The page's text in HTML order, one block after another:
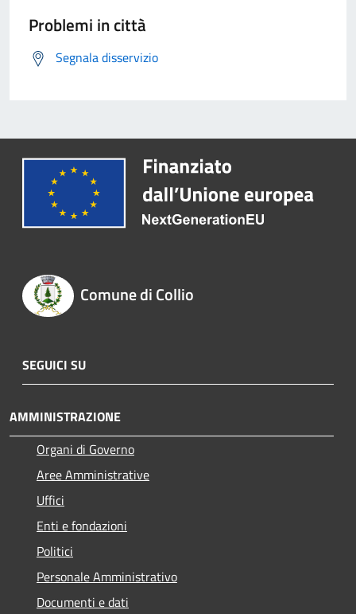
Problemi in città
Segnala disservizio
Comune di Collio
SEGUICI SU
AMMINISTRAZIONE
Organi di Governo
Aree Amministrative
Uffici
Enti e fondazioni
Politici
Personale Amministrativo
Documenti e dati